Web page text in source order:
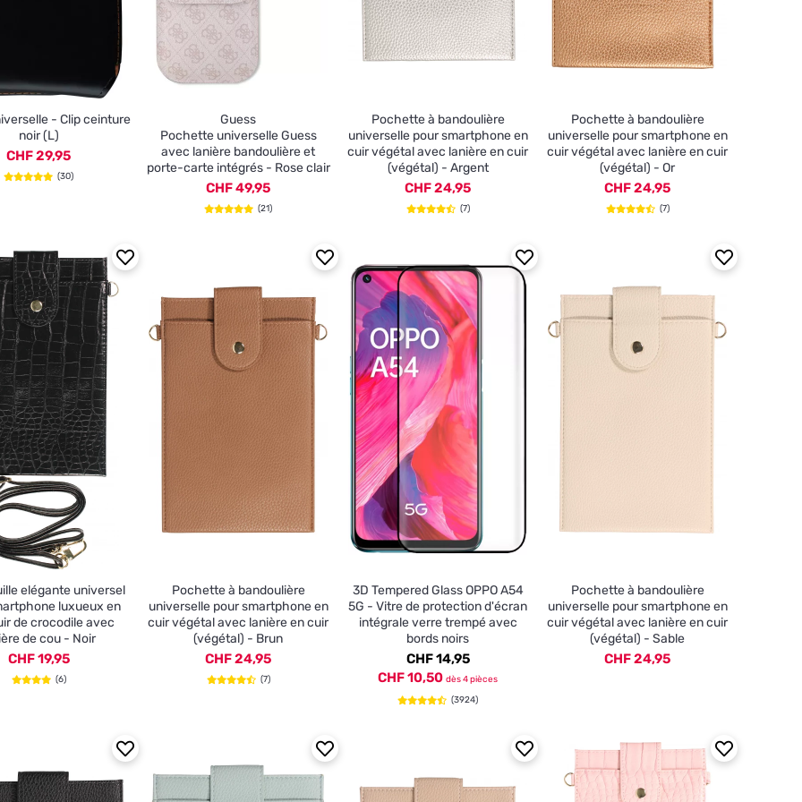
- Clip ceinture
noir (L)
CHF 29,95
(30)
Guess
Pochette universelle Guess
avec lanière bandoulière et
porte-carte intégrés - Rose clair
CHF 49,95
(21)
Pochette à bandoulière
universelle pour smartphone en
cuir végétal avec lanière en cuir
(végétal) - Argent
CHF 24,95
(7)
Pochette à bandoulière
universelle pour smartphone en
cuir végétal avec lanière en cuir
(végétal) - Or
CHF 24,95
(7)
elégante universel
luxueux en
de crocodile avec
de cou - Noir
CHF 19,95
(6)
Pochette à bandoulière
universelle pour smartphone en
cuir végétal avec lanière en cuir
(végétal) - Brun
CHF 24,95
(7)
3D Tempered Glass OPPO A54
5G - Vitre de protection d'écran
intégrale verre trempé avec
bords noirs
CHF 14,95
CHF 10,50dès 4 pièces
(3924)
Pochette à bandoulière
universelle pour smartphone en
cuir végétal avec lanière en cuir
(végétal) - Sable
CHF 24,95